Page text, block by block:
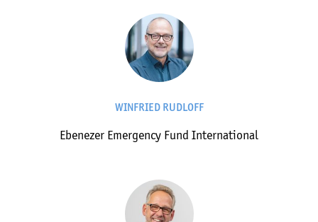
WINFRIED RUDLOFF
Ebenezer Emergency Fund International